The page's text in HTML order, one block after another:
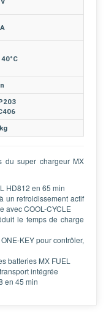
du super chargeur MX
HD812 en 65 min
un refroidissement actif
avec COOL-CYCLE
le temps de charge
KEY pour contrôler,
batteries MX FUEL
intégrée
en 45 min